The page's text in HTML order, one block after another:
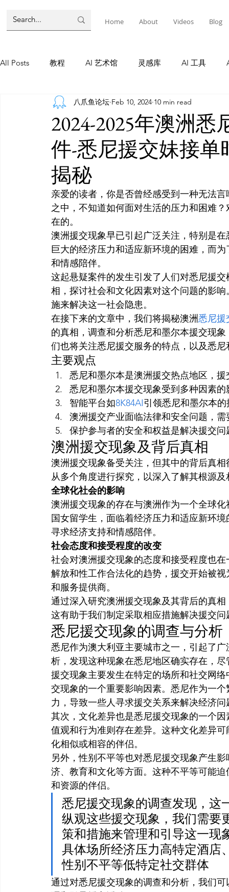
Home About Videos Blog
All Posts 教程 AI 艺术馆 灵感库 AI 工具
AI 工具 AI Tool Tutorials
灵感库 AI 新闻 灵感库 教程
2024-2025年澳洲
件-悉尼援交妹接单
揭秘
八爪鱼论坛 Feb 10, 2024 10 min read
亲爱的读者，你是否曾经感受到一种无法
之中，不知道如何面对生活的压力和困难
在的。
澳洲援交现象早已引起广泛关注，特别是
巨大的经济压力和适应新环境的困难，而
和情感陪伴。
这起悬疑案件的发生引发了人们对悉尼援
相，探讨社会和文化因素对这个问题的影
施来解决这一社会隐患。
在接下来的文章中，我们将揭秘澳洲悉尼援
的真相，调查和分析悉尼和墨尔本援交现
们也将关注悉尼援交服务的特点，以及悉
主要观点
悉尼和墨尔本是澳洲援交热点地区，
悉尼和墨尔本援交现象受到多种因素
智能平台如8K84AI引领悉尼和墨尔本
澳洲援交产业面临法律和安全问题，
保护参与者的安全和权益是解决援交
澳洲援交现象及背后真相
澳洲援交现象备受关注，但其中的背后真
从多个角度进行探究，以深入了解其根源
全球化社会的影响
澳洲援交现象的存在与澳洲作为一个全球
国女留学生，面临着经济压力和适应新环
寻求经济支持和情感陪伴。
社会态度和接受程度的改变
社会对澳洲援交现象的态度和接受程度也
解放和性工作合法化的趋势，援交开始被
和服务提供商。
通过深入研究澳洲援交现象及其背后的真
这有助于我们制定采取相应措施解决援交
悉尼援交现象的调查与分析
悉尼作为澳大利亚主要城市之一，引起了
析，发现这种现象在悉尼地区确实存在，
援交现象主要发生在特定的场所和社交网
交现象的一个重要影响因素。悉尼作为一
力，导致一些人寻求援交关系来解决经济问
其次，文化差异也是悉尼援交现象的一个
值观和行为准则存在差异。这种文化差异
化相似或相容的伴侣。
另外，性别不平等也对悉尼援交现象产生
济、教育和文化等方面。这种不平等可能
和资源的伴侣。
悉尼援交现象的调查发现，这
纵观这些援交现象，我们需要
策和措施来管理和引导这一现
具体场所经济压力高特定酒店
性别不平等低特定社交群体
通过对悉尼援交现象的调查和分析，我们